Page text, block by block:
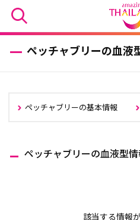
ペッチャブリーの血液
ペッチャブリーの基本情報
ペッチャブリーの血液型
該当する情報